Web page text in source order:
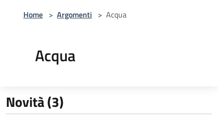
Home > Argomenti > Acqua
Acqua
Novità (3)